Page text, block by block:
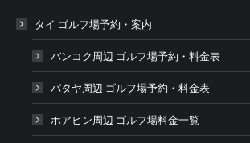
タイ ゴルフ場予約・案内
バンコク周辺 ゴルフ場予約・料金表
パタヤ周辺 ゴルフ場予約・料金表
ホアヒン周辺 ゴルフ場料金一覧